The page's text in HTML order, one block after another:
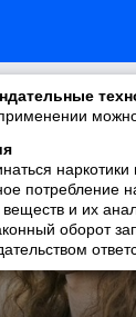
потребление
и их
оборот
You